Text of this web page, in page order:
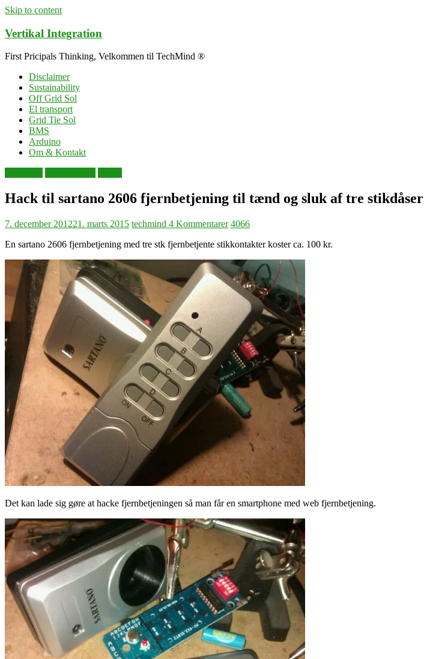
Skip to content
Vertikal Integration
First Pricipals Thinking, Velkommen til TechMind ®
Disclaimer
Sustainability
Off Grid Sol
El transport
Grid Tie Sol
BMS
Arduino
Om & Kontakt
Hack til sartano 2606 fjernbetjening til tænd og sluk af tre stikdåser
7. december 201221. marts 2015 techmind 4 Kommentarer 4066
En sartano 2606 fjernbetjening med tre stk fjernbetjente stikkontakter koster ca. 100 kr.
Det kan lade sig gøre at hacke fjernbetjeningen så man får en smartphone med web fjernbetjening.